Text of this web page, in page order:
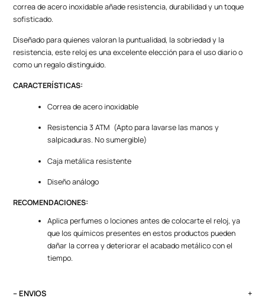
correa de acero inoxidable añade resistencia, durabilidad y un toque
sofisticado.
Diseñado para quienes valoran la puntualidad, la sobriedad y la
resistencia, este reloj es una excelente elección para el uso diario o
como un regalo distinguido.
CARACTERÍSTICAS:
Correa de acero inoxidable
Resistencia 3 ATM (Apto para lavarse las manos y
salpicaduras. No sumergible)
Caja metálica resistente
Diseño análogo
RECOMENDACIONES:
Aplica perfumes o lociones antes de colocarte el reloj, ya
que los químicos presentes en estos productos pueden
dañar la correa y deteriorar el acabado metálico con el
tiempo.
– ENVIOS